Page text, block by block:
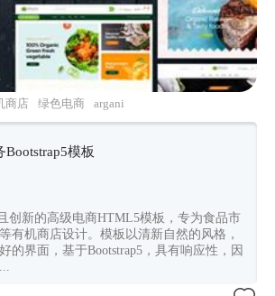
商店 绿色电商 argani
模板
创新的高级电商HTML5模板，专为食品市
有机商店设计。模板以清新自然的风格，
的界面，基于Bootstrap5，具有响应性，因